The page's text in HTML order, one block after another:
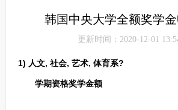
韩国中央大学全额奖学
更新时间：2020-12-01
1) 人文, 社会, 艺术, 体育系?
学期资格奖学金额